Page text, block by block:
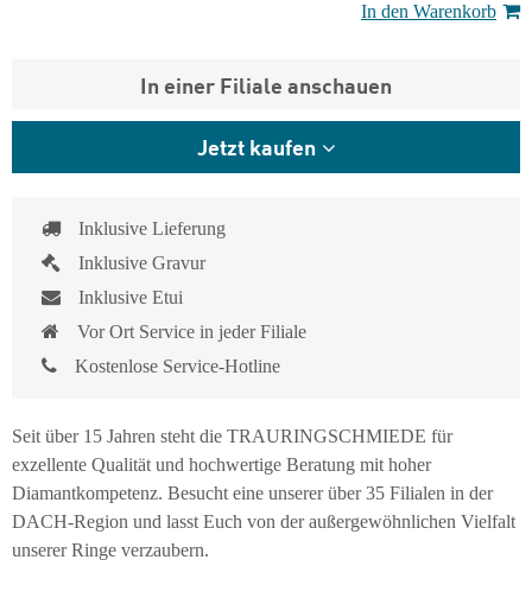
In den Warenkorb
In einer Filiale anschauen
Jetzt kaufen
Inklusive Lieferung
Inklusive Gravur
Inklusive Etui
Vor Ort Service in jeder Filiale
Kostenlose Service-Hotline
Seit über 15 Jahren steht die TRAURINGSCHMIEDE für
exzellente Qualität und hochwertige Beratung mit hoher
Diamantkompetenz. Besucht eine unserer über 35 Filialen in der
DACH-Region und lasst Euch von der außergewöhnlichen Vielfalt
unserer Ringe verzaubern.